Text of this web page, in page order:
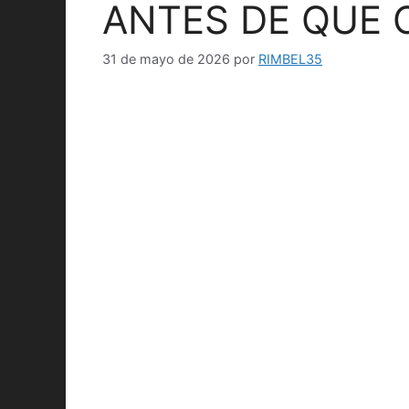
ANTES DE QUE
31 de mayo de 2026 por RIMBEL35